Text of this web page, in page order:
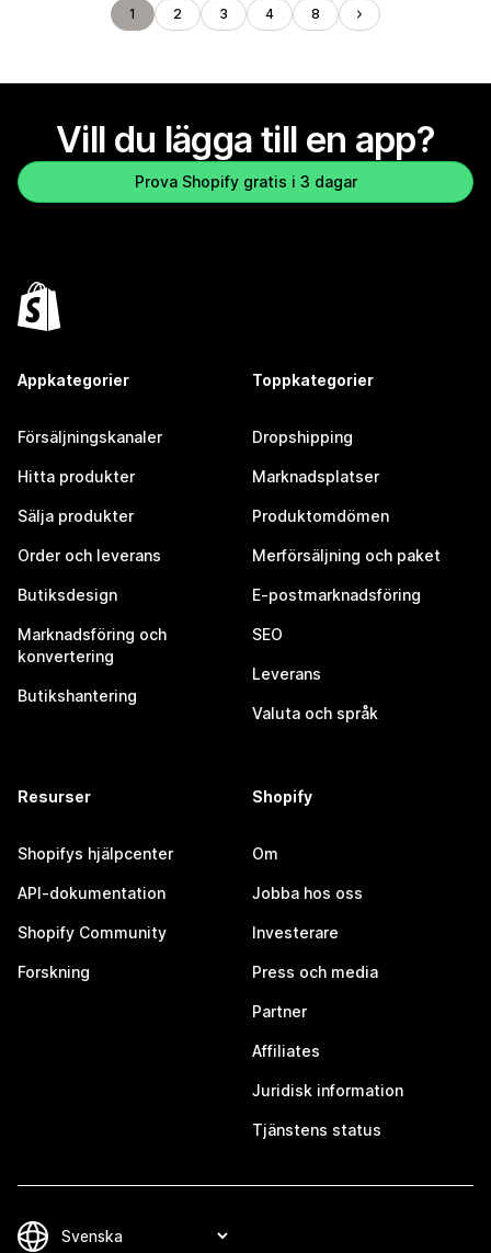
1 2 3 4 8
Vill du lägga till en app?
Prova Shopify gratis i 3 dagar
Appkategorier
Försäljningskanaler
Hitta produkter
Sälja produkter
Order och leverans
Butiksdesign
Marknadsföring och
konvertering
Butikshantering
Toppkategorier
Dropshipping
Marknadsplatser
Produktomdömen
Merförsäljning och paket
E-postmarknadsföring
SEO
Leverans
Valuta och språk
Resurser
Shopifys hjälpcenter
API-dokumentation
Shopify Community
Forskning
Shopify
Om
Jobba hos oss
Investerare
Press och media
Partner
Affiliates
Juridisk information
Tjänstens status